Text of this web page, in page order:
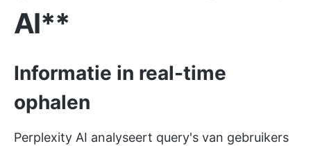
AI**
Informatie in real-time
ophalen
Perplexity AI analyseert query's van gebruikers